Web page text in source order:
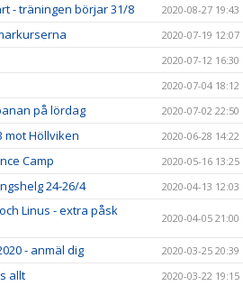
- träningen börjar 31/8 2020-08-27 19:43
2020-07-19 12:07
2020-07-12 16:30
2020-07-04 18:12
på lördag 2020-07-02 22:50
mot Höllviken 2020-06-28 14:22
Camp 2020-05-16 13:25
24-26/4 2020-04-13 12:03
Linus - extra påsk
2020-04-05 21:00
- anmäl dig 2020-03-25 20:39
allt 2020-03-22 19:15